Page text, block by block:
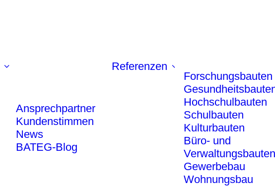
Ansprechpartner
Kundenstimmen
News
BATEG-Blog
Referenzen
Forschungsbauten
Hochschulbauten
Schulbauten
Kulturbauten
Büro- und
Verwaltungsbauten
Gewerbebau
Wohnungsbau